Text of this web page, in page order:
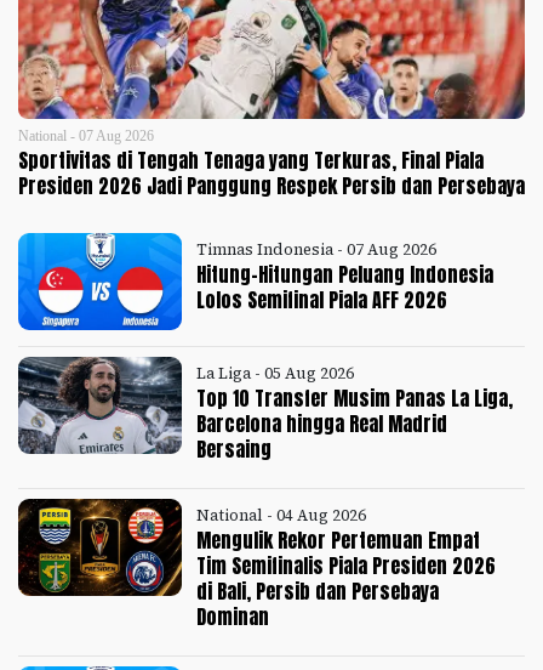
National - 07 Aug 2026
Sportivitas di Tengah Tenaga yang Terkuras, Final Piala
Presiden 2026 Jadi Panggung Respek Persib dan Persebaya
Timnas Indonesia - 07 Aug 2026
Hitung-Hitungan Peluang Indonesia
Lolos Semifinal Piala AFF 2026
La Liga - 05 Aug 2026
Top 10 Transfer Musim Panas La Liga,
Barcelona hingga Real Madrid
Bersaing
National - 04 Aug 2026
Mengulik Rekor Pertemuan Empat
Tim Semifinalis Piala Presiden 2026
di Bali, Persib dan Persebaya
Dominan